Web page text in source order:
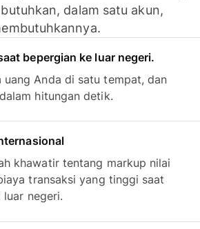
dalam satu akun,
bepergian ke luar negeri.
uang Anda di satu tempat, dan
hitungan detik.
khawatir tentang markup nilai
transaksi yang tinggi saat
negeri.